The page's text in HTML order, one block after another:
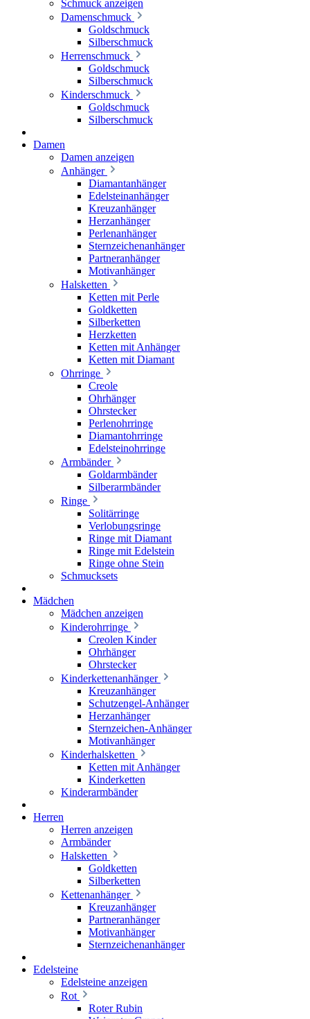
Schmuck anzeigen
Damenschmuck
Goldschmuck
Silberschmuck
Herrenschmuck
Goldschmuck
Silberschmuck
Kinderschmuck
Goldschmuck
Silberschmuck
Damen
Damen anzeigen
Anhänger
Diamantanhänger
Edelsteinanhänger
Kreuzanhänger
Herzanhänger
Perlenanhänger
Sternzeichenanhänger
Partneranhänger
Motivanhänger
Halsketten
Ketten mit Perle
Goldketten
Silberketten
Herzketten
Ketten mit Anhänger
Ketten mit Diamant
Ohrringe
Creole
Ohrhänger
Ohrstecker
Perlenohrringe
Diamantohrringe
Edelsteinohrringe
Armbänder
Goldarmbänder
Silberarmbänder
Ringe
Solitärringe
Verlobungsringe
Ringe mit Diamant
Ringe mit Edelstein
Ringe ohne Stein
Schmucksets
Mädchen
Mädchen anzeigen
Kinderohrringe
Creolen Kinder
Ohrhänger
Ohrstecker
Kinderkettenanhänger
Kreuzanhänger
Schutzengel-Anhänger
Herzanhänger
Sternzeichen-Anhänger
Motivanhänger
Kinderhalsketten
Ketten mit Anhänger
Kinderketten
Kinderarmbänder
Herren
Herren anzeigen
Armbänder
Halsketten
Goldketten
Silberketten
Kettenanhänger
Kreuzanhänger
Partneranhänger
Motivanhänger
Sternzeichenanhänger
Edelsteine
Edelsteine anzeigen
Rot
Roter Rubin